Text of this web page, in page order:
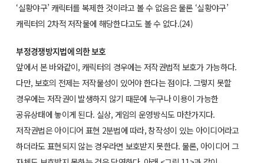
‘실황야구’ 캐릭터를 복제한 것이라고 볼 수 없음은 물론 ‘실황야구’
캐릭터의 2차적 저작물에 해당한다고도 볼 수 없다.(24)
부정경쟁방지법에 의한 보호
앞에서 본 바와같이, 캐릭터의 경우에는 저작권법적 보호가 가능하다.
다만, 보호의 전제는 저작물성이 있어야 한다는 점이다. 그렇지 못할
경우에는 저작권이 발생하지 않기 때문에 누구나 이용이 가능한
공유상태에 놓이게 된다. 실상, 게임의 운영방식도 마찬가지다.
저작권법은 아이디어 표현 2분법에 따라, 창작성이 있는 아이디어라고
하더라도 표현되지 않는 경우라면 보호받지 못한다. 물론, 아이디어 그